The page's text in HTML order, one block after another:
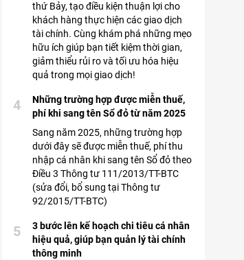
thứ Bảy, tạo điều kiện thuận lợi cho
khách hàng thực hiện các giao dịch
tài chính. Cùng khám phá những mẹo
hữu ích giúp bạn tiết kiệm thời gian,
giảm thiểu rủi ro và tối ưu hóa hiệu
quả trong mọi giao dịch!
Những trường hợp được miễn thuế,
phí khi sang tên Sổ đỏ từ năm 2025
4
Sang năm 2025, những trường hợp
dưới đây sẽ được miễn thuế, phí thu
nhập cá nhân khi sang tên Sổ đỏ theo
Điều 3 Thông tư 111/2013/TT-BTC
(sửa đổi, bổ sung tại Thông tư
92/2015/TT-BTC)
3 bước lên kế hoạch chi tiêu cá nhân
hiệu quả, giúp bạn quản lý tài chính
thông minh
5